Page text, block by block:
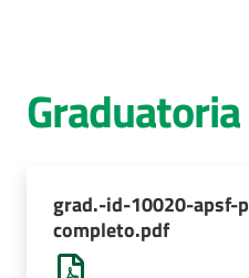
cura
Comunica
Graduatoria
grad.-id-10020-apsf-
completo.pdf